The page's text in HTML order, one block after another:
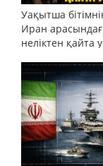
Уақытша
Иран
неліктен қайта